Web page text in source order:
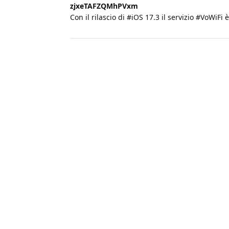
zjxeTAFZQMhPVxm
Con il rilascio di #iOS 17.3 il servizio